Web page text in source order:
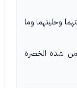
وحليتهما وما
شدة الخضرة